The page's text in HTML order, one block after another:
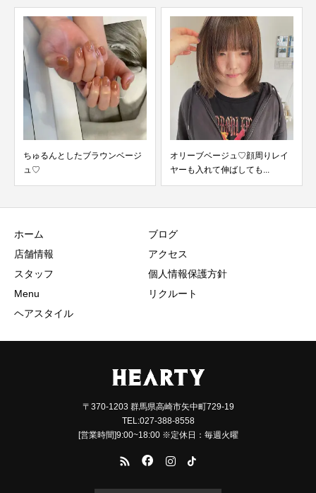
ちゅるんとしたブラウンベージ
ュ♡
オリーブベージュ♡顔周りレイ
ヤーも入れて伸ばしても...
ホーム
店舗情報
スタッフ
Menu
ヘアスタイル
ブログ
アクセス
個人情報保護方針
リクルート
〒370-1203 群馬県高崎市矢中町729-19
TEL:027-388-8558
[営業時間]9:00~18:00 ※定休日：毎週火曜